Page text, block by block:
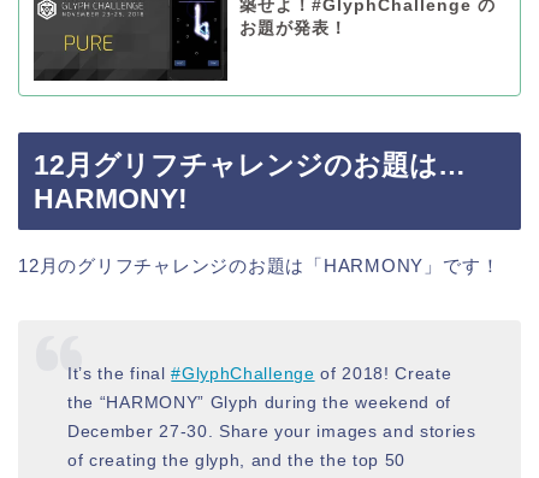
築せよ！#GlyphChallenge の
お題が発表！
12月グリフチャレンジのお題は…
HARMONY!
12月のグリフチャレンジのお題は「HARMONY」です！
It’s the final#GlyphChallenge of 2018! Create
the “HARMONY” Glyph during the weekend of
December 27-30. Share your images and stories
of creating the glyph, and the the top 50